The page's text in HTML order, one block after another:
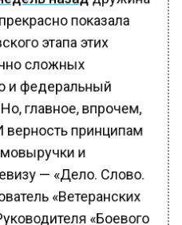
показала
этапа этих
и федеральный
главное, впрочем,
верность принципам
— «Дело. Слово.
«Ветеранских
«Боевого